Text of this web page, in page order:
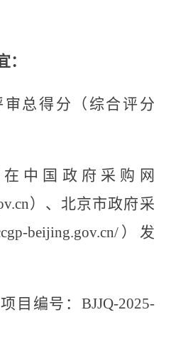
：
审总得分（综合评分
中国政府采购网
）、北京市政府采
beijing.gov.cn/）发
目编号：BJJQ-2025-